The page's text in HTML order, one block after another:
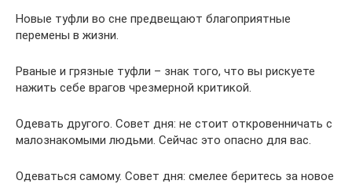
Новые туфли во сне предвещают благоприятные
перемены в жизни.
Рваные и грязные туфли – знак того, что вы рискуете
нажить себе врагов чрезмерной критикой.
Одевать другого. Совет дня: не стоит откровенничать с
малознакомыми людьми. Сейчас это опасно для вас.
Одеваться самому. Совет дня: смелее беритесь за новое